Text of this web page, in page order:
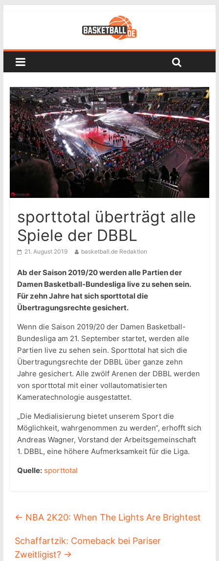
sporttotal überträgt alle
Spiele der DBBL
21. August 2019 basketball.de Redaktion
Ab der Saison 2019/20 werden alle Partien der
Damen Basketball-Bundesliga live zu sehen sein.
Für zehn Jahre hat sich sporttotal die
Übertragungsrechte gesichert.
Wenn die Saison 2019/20 der Damen Basketball-
Bundesliga am 21. September startet, werden alle
Partien live zu sehen sein. Sporttotal hat sich die
Übertragungsrechte der DBBL über ganze zehn
Jahre gesichert. Alle zwölf Arenen der DBBL werden
von sporttotal mit einer vollautomatisierten
Kameratechnologie ausgestattet.
„Die Medialisierung bietet unserem Sport die
Möglichkeit, wahrgenommen zu werden“, erhofft sich
Andreas Wagner, Vorstand der Arbeitsgemeinschaft
1. DBBL, eine höhere Aufmerksamkeit für die Liga.
Quelle: sporttotal
← NBA 2K20: When The Lights Are Brightest
Schaffartzik: Comeback bei Pariser
Zweitligist? →